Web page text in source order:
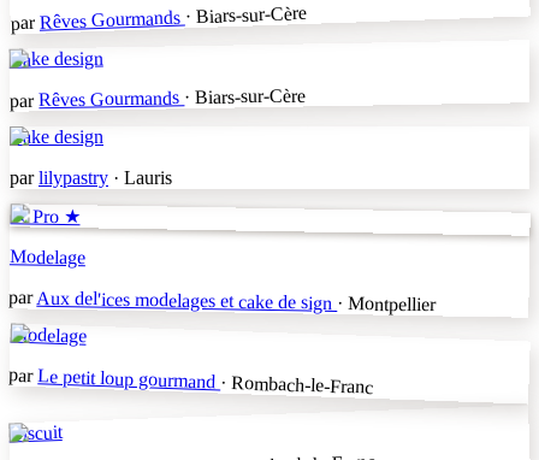
par Rêves Gourmands· Biars-sur-Cère
Cake design
par Rêves Gourmands · Biars-sur-Cère
Cake design
par lilypastry · Lauris
★ Pro ★
Modelage
parAux del'ices modelages et cake de sign · Montpellier
Modelage
parLe petit loup gourmand· Rombach-le-Franc
Biscuit